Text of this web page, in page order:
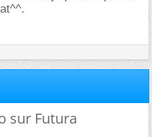
sur Futura